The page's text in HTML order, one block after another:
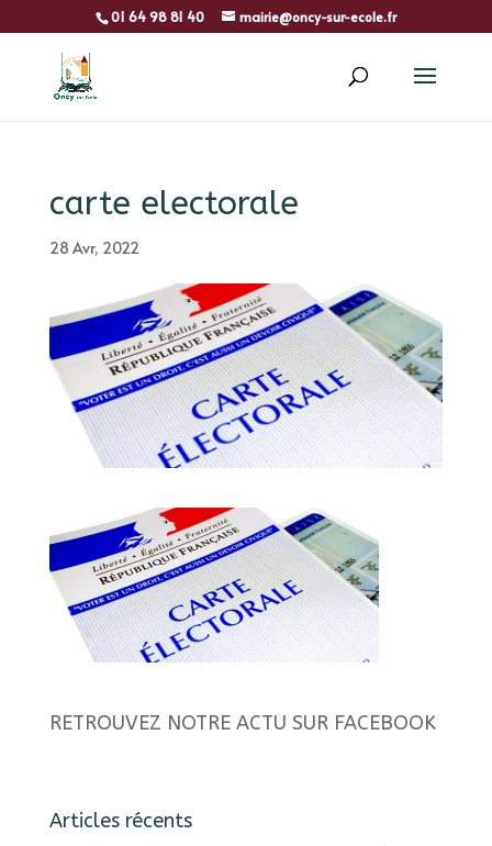
01 64 98 81 40 mairie@oncy-sur-ecole.fr
carte electorale
28 Avr, 2022
RETROUVEZ NOTRE ACTU SUR FACEBOOK
Articles récents